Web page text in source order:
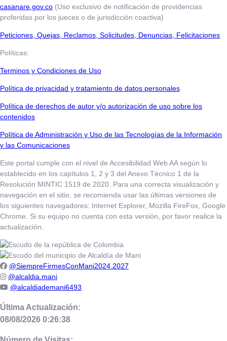
casanare.gov.co (Uso exclusivo de notificación de providencias
proferidas por los jueces o de jurisdicción coactiva)
​​​​​Peticiones, Quejas, Reclamos, Solicitudes, Denuncias, Felicitaciones
Políticas:
Terminos y Condiciones de Uso
​​​​​Política de privacidad y tratamiento de datos personales
Política de derechos de autor y/o autorización de uso sobre los
contenidos
Política de Administración y Uso de las Tecnologías de la Información
y las Comunicaciones
Este portal cumple con el nivel de Accesibilidad Web AA según lo
establecido en los capítulos 1, 2 y 3 del Anexo Técnico 1 de la
Resolución MINTIC 1519 de 2020. Para una correcta visualización y
navegación en el sitio, se recomienda usar las últimas versiones de
los siguientes navegadores: Internet Explorer, Mozilla FireFox, Google
Chrome. Si su equipo no cuenta con esta versión, por favor realice la
actualización.
@SiempreFirmesConMani2024.2027
@alcaldia.mani
@alcaldiademani6493
Última Actualización:
08/08/2026 0:26:38